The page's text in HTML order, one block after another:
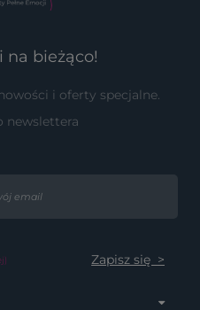
na bieżąco!
i oferty specjalne.
newslettera